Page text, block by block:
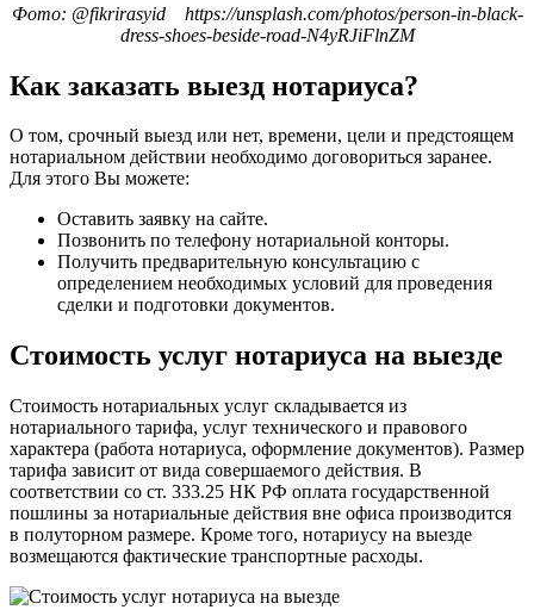
Фото: @fikrirasyid https://unsplash.com/photos/person-in-black-
dress-shoes-beside-road-N4yRJiFlnZM
Как заказать выезд нотариуса?
О том, срочный выезд или нет, времени, цели и предстоящем
нотариальном действии необходимо договориться заранее.
Для этого Вы можете:
Оставить заявку на сайте.
Позвонить по телефону нотариальной конторы.
Получить предварительную консультацию с
определением необходимых условий для проведения
сделки и подготовки документов.
Стоимость услуг нотариуса на выезде
Стоимость нотариальных услуг складывается из
нотариального тарифа, услуг технического и правового
характера (работа нотариуса, оформление документов). Размер
тарифа зависит от вида совершаемого действия. В
соответствии со ст. 333.25 НК РФ оплата государственной
пошлины за нотариальные действия вне офиса производится
в полуторном размере. Кроме того, нотариусу на выезде
возмещаются фактические транспортные расходы.